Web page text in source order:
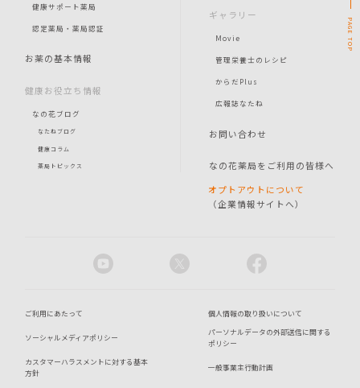
健康サポート薬局
認定薬局・薬局認証
お薬の基本情報
健康お役立ち情報
なの花ブログ
なたねブログ
健康コラム
薬局トピックス
ギャラリー
Movie
管理栄養士のレシピ
からだPlus
広報誌なたね
お問い合わせ
なの花薬局をご利用の皆様へ
オプトアウトについて
（企業情報サイトへ）
ご利用にあたって 個人情報の取り扱いについて
ソーシャルメディアポリシー
パーソナルデータの外部送信に関する
ポリシー
カスタマーハラスメントに対する基本
方針
一般事業主行動計画
PAGE
TOP